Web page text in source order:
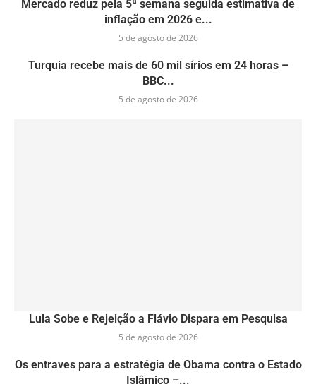
Mercado reduz pela 5ª semana seguida estimativa de
inflação em 2026 e...
5 de agosto de 2026
Turquia recebe mais de 60 mil sírios em 24 horas –
BBC...
5 de agosto de 2026
Lula Sobe e Rejeição a Flávio Dispara em Pesquisa
5 de agosto de 2026
Os entraves para a estratégia de Obama contra o Estado
Islâmico –...